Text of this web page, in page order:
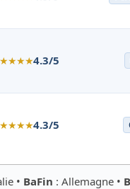
★★★★4.3/5
★★★★4.3/5
• BaFin : Allemagne •